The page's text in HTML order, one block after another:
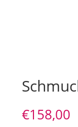
€158,00